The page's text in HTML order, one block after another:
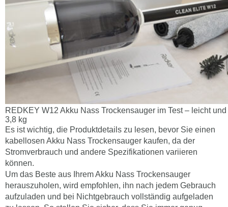
REDKEY W12 Akku Nass Trockensauger im Test – leicht
3,8 kg
Es ist wichtig, die Produktdetails zu lesen, bevor Sie einen
kabellosen Akku Nass Trockensauger kaufen, da der
Stromverbrauch und andere Spezifikationen variieren
können.
Um das Beste aus Ihrem Akku Nass Trockensauger
herauszuholen, wird empfohlen, ihn nach jedem Gebrauch
aufzuladen und bei Nichtgebrauch vollständig aufgeladen